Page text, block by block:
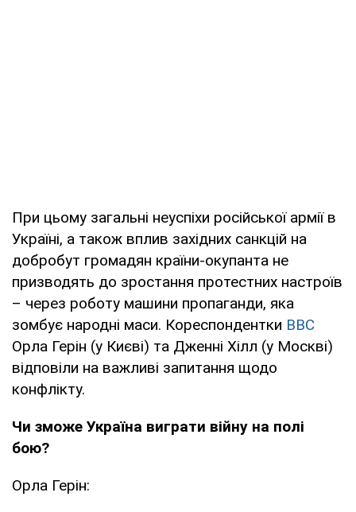
При цьому загальні неуспіхи російської армії в
Україні, а також вплив західних санкцій на
добробут громадян країни-окупанта не
призводять до зростання протестних настроїв
– через роботу машини пропаганди, яка
зомбує народні маси. Кореспондентки ВВС
Орла Герін (у Києві) та Дженні Хілл (у Москві)
відповіли на важливі запитання щодо
конфлікту.
Чи зможе Україна виграти війну на полі
бою?
Орла Герін: